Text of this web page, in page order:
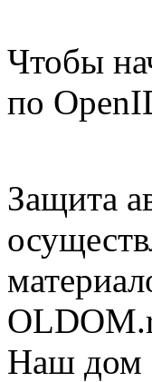
Чтобы
по
Защита
Наш дом